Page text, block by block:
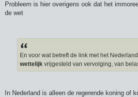
Probleem is hier overigens ook dat het
de wet
En voor wat betreft de link met het
wettelijk vrijgesteld van vervolging, van
In Nederland is alleen de regerende koning of